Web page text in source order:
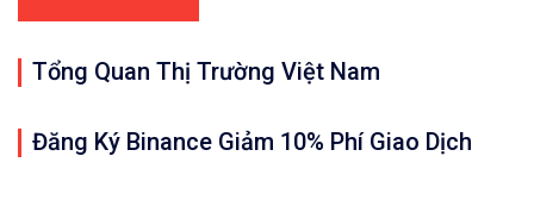
Tổng Quan Thị Trường Việt Nam
Đăng Ký Binance Giảm 10% Phí Giao Dịch